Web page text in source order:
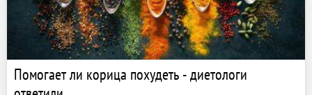
Помогает ли корица похудеть - диетологи